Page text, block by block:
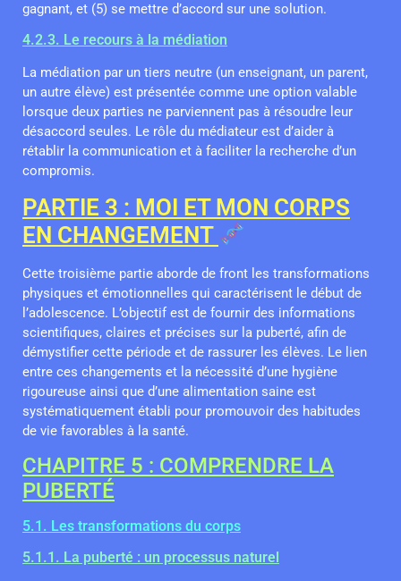
gagnant, et (5) se mettre d’accord sur une solution.
4.2.3. Le recours à la médiation
La médiation par un tiers neutre (un enseignant, un parent,
un autre élève) est présentée comme une option valable
lorsque deux parties ne parviennent pas à résoudre leur
désaccord seules. Le rôle du médiateur est d’aider à
rétablir la communication et à faciliter la recherche d’un
compromis.
PARTIE 3 : MOI ET MON CORPS
EN CHANGEMENT
Cette troisième partie aborde de front les transformations
physiques et émotionnelles qui caractérisent le début de
l’adolescence. L’objectif est de fournir des informations
scientifiques, claires et précises sur la puberté, afin de
démystifier cette période et de rassurer les élèves. Le lien
entre ces changements et la nécessité d’une hygiène
rigoureuse ainsi que d’une alimentation saine est
systématiquement établi pour promouvoir des habitudes
de vie favorables à la santé.
CHAPITRE 5 : COMPRENDRE LA
PUBERTÉ
5.1. Les transformations du corps
5.1.1. La puberté : un processus naturel